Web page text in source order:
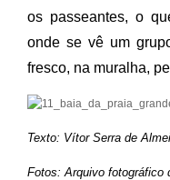
os passeantes, o
onde se vê um
fresco, na muralha,
Texto: Vítor Serra de
Fotos: Arquivo fotográfico